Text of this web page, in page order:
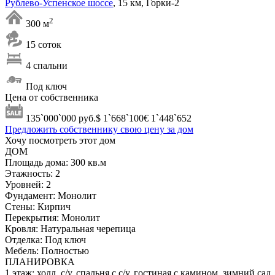
Рублево-Успенское шоссе, 15 км, Горки-2
300 м2
15 соток
4 спальни
Под ключ
Цена от собственника
135`000`000 руб.$ 1`668`100€ 1`448`652
Предложить собственнику свою цену за дом
Хочу посмотреть этот дом
ДОМ
Площадь дома: 300 кв.м
Этажность: 2
Уровней: 2
Фундамент: Монолит
Стены: Кирпич
Перекрытия: Монолит
Кровля: Натуральная черепица
Отделка: Под ключ
Мебель: Полностью
ПЛАНИРОВКА
1 этаж: холл, с/у, спальня с с/у, гостиная с камином, зимний